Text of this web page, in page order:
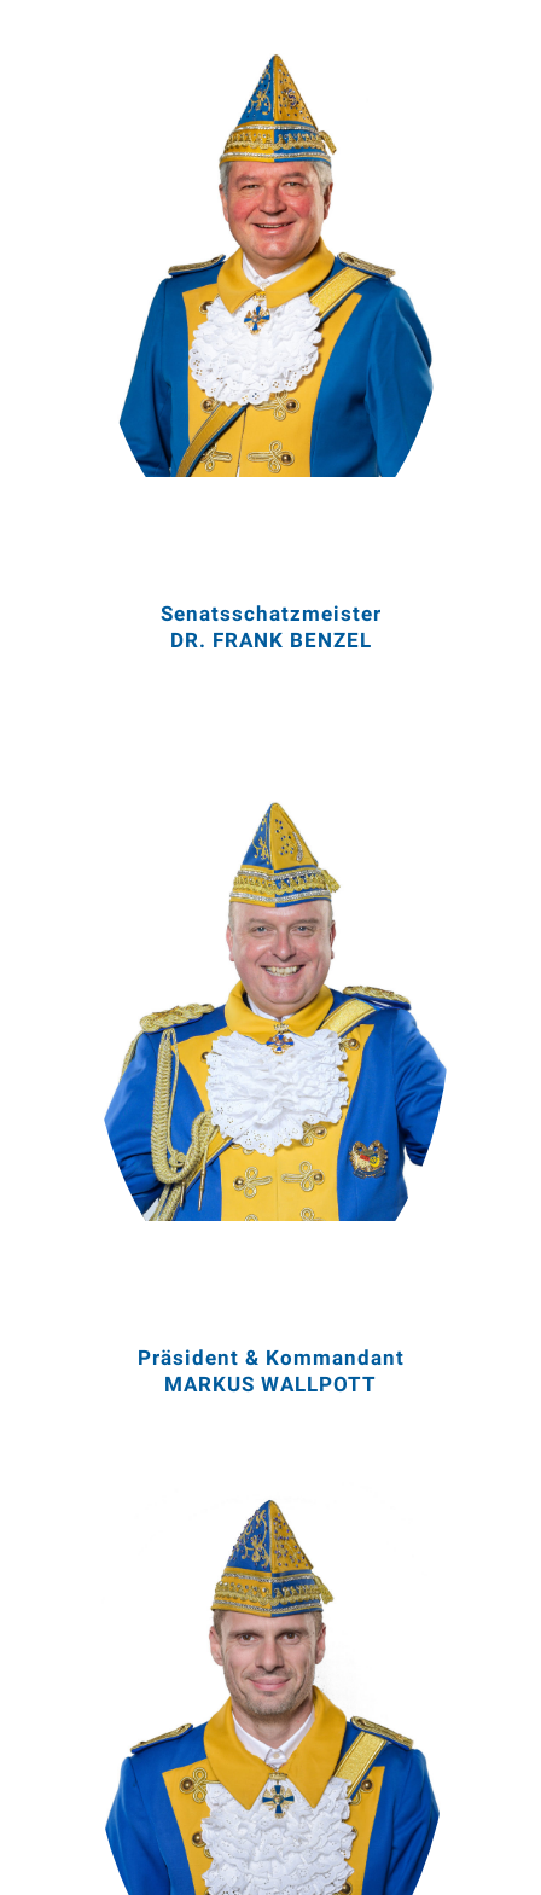
Mitglied seit 10/2012
Senatsschatzmeister seit 10/2021
Senatsschatzmeister
DR. FRANK BENZEL
Mitglied seit 02/1981
Mitglied im Vorstand seit 05/1996
Präsident seit 05/2004
Präsident & Kommandant
MARKUS WALLPOTT
Mitglied seit 09/2007
Senatsvizepräsident seit 10/2021